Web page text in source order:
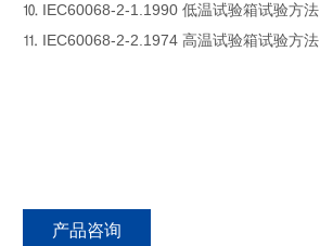
⒑ IEC60068-2-1.1990 低温试验箱试验方法
⒒ IEC60068-2-2.1974 高温试验箱试验方法
产品咨询